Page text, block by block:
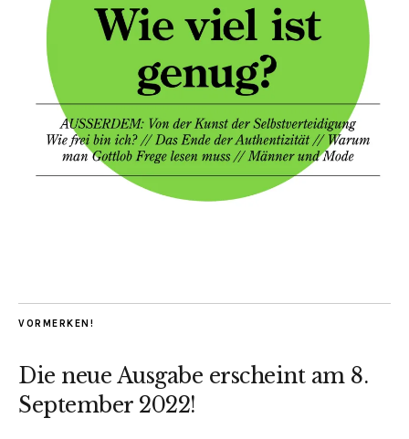
VORMERKEN!
Die neue Ausgabe erscheint am 8.
September 2022!